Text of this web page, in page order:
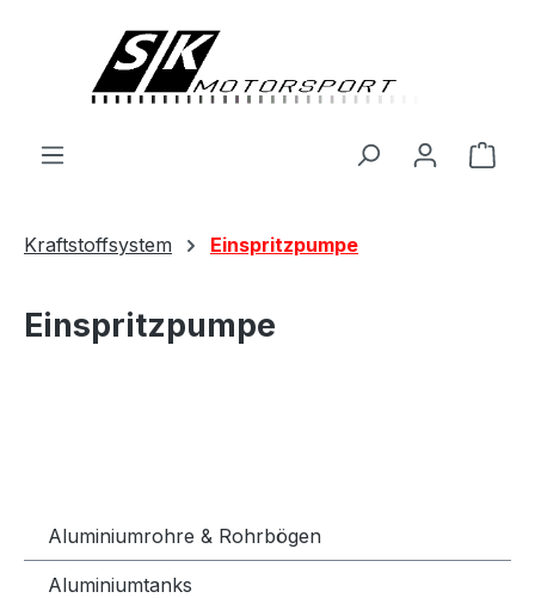
Kraftstoffsystem Einspritzpumpe
Einspritzpumpe
Aluminiumrohre & Rohrbögen
Aluminiumtanks